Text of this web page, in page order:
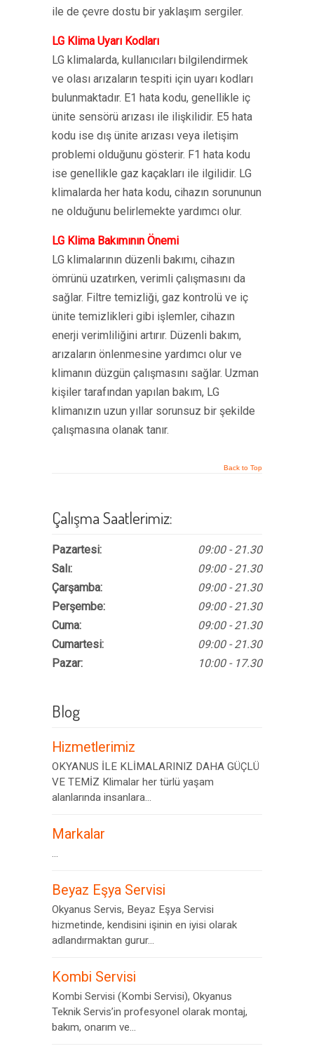
ile de çevre dostu bir yaklaşım sergiler.
LG Klima Uyarı Kodları
LG klimalarda, kullanıcıları bilgilendirmek
ve olası arızaların tespiti için uyarı kodları
bulunmaktadır. E1 hata kodu, genellikle iç
ünite sensörü arızası ile ilişkilidir. E5 hata
kodu ise dış ünite arızası veya iletişim
problemi olduğunu gösterir. F1 hata kodu
ise genellikle gaz kaçakları ile ilgilidir. LG
klimalarda her hata kodu, cihazın sorununun
ne olduğunu belirlemekte yardımcı olur.
LG Klima Bakımının Önemi
LG klimalarının düzenli bakımı, cihazın
ömrünü uzatırken, verimli çalışmasını da
sağlar. Filtre temizliği, gaz kontrolü ve iç
ünite temizlikleri gibi işlemler, cihazın
enerji verimliliğini artırır. Düzenli bakım,
arızaların önlenmesine yardımcı olur ve
klimanın düzgün çalışmasını sağlar. Uzman
kişiler tarafından yapılan bakım, LG
klimanızın uzun yıllar sorunsuz bir şekilde
çalışmasına olanak tanır.
Back to Top
Çalışma Saatlerimiz:
Pazartesi:
Salı:
Çarşamba:
Perşembe:
Cuma:
Cumartesi:
Pazar:
09:00 - 21.30
09:00 - 21.30
09:00 - 21.30
09:00 - 21.30
09:00 - 21.30
09:00 - 21.30
10:00 - 17.30
Blog
Hizmetlerimiz
OKYANUS İLE KLİMALARINIZ DAHA GÜÇLÜ
VE TEMİZ Klimalar her türlü yaşam
alanlarında insanlara...
Markalar
...
Beyaz Eşya Servisi
Okyanus Servis, Beyaz Eşya Servisi
hizmetinde, kendisini işinin en iyisi olarak
adlandırmaktan gurur...
Kombi Servisi
Kombi Servisi (Kombi Servisi), Okyanus
Teknik Servis’in profesyonel olarak montaj,
bakım, onarım ve...